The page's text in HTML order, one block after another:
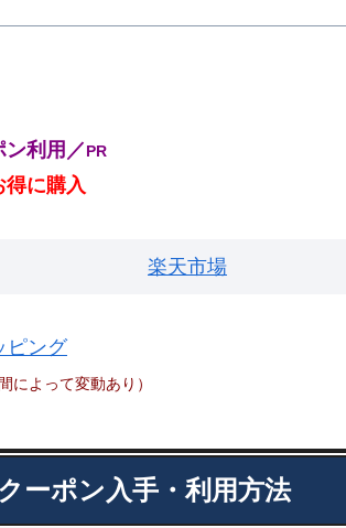
ン利用／PR
得に購入
楽天市場
ピング
によって変動あり）
ーポン入手・利用方法